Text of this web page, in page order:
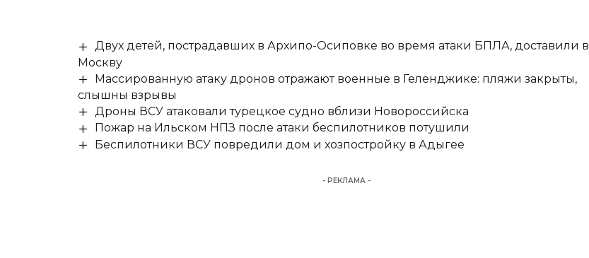
Двух детей, пострадавших в Архипо-Осиповке во время атаки БПЛА, доставили в
Москву
Массированную атаку дронов отражают военные в Геленджике: пляжи закрыты,
слышны взрывы
Дроны ВСУ атаковали турецкое судно вблизи Новороссийска
Пожар на Ильском НПЗ после атаки беспилотников потушили
Беспилотники ВСУ повредили дом и хозпостройку в Адыгее
- РЕКЛАМА -